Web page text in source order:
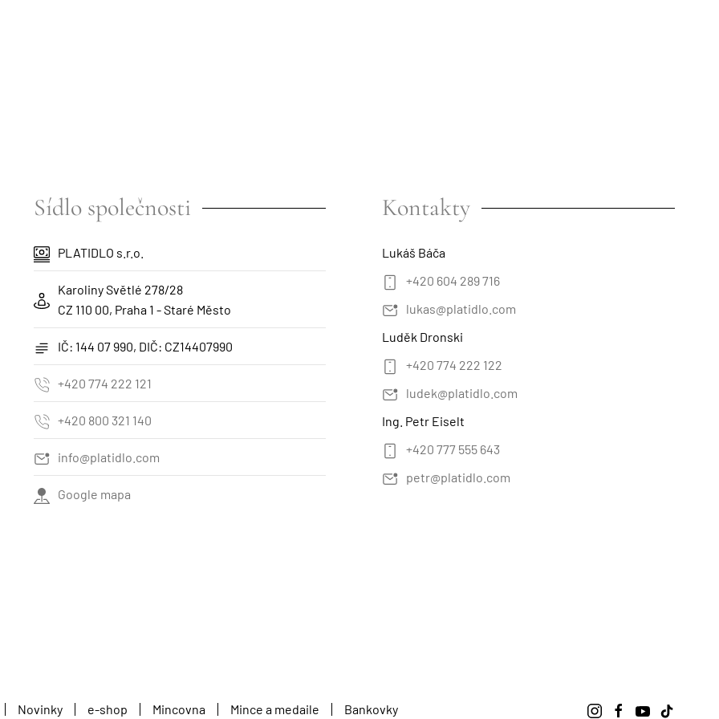
Sídlo společnosti
PLATIDLO s.r.o.
Karoliny Světlé 278/28
CZ 110 00, Praha 1 - Staré Město
IČ: 144 07 990, DIČ: CZ14407990
+420 774 222 121
+420 800 321 140
info@platidlo.com
Google mapa
Kontakty
Lukáš Báča
+420 604 289 716
lukas@platidlo.com
Luděk Dronski
+420 774 222 122
ludek@platidlo.com
Ing. Petr Eiselt
+420 777 555 643
petr@platidlo.com
Novinky e-shop Mincovna Mince a medaile Bankovky